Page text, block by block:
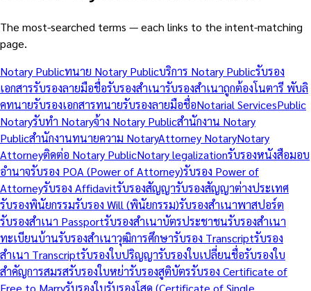
The most-searched terms — each links to the intent-matching
page.
Notary Publicทนาย Notary Publicบริการ Notary Publicรับรอง
เอกสารรับรองลายมือชื่อรับรองสำเนารับรองสำเนาถูกต้องโนตารี พับลิ
คทนายรับรองเอกสารทนายรับรองลายมือชื่อNotarial ServicesPublic
Notaryรับทำ Notaryจ้าง Notary Publicสำนักงาน Notary
Publicสำนักงานทนายความ NotaryAttorney NotaryNotary
Attorneyติดต่อ Notary PublicNotary legalizationรับรองหนังสือมอบ
อำนาจรับรอง POA (Power of Attorney)รับรอง Power of
Attorneyรับรอง Affidavitรับรองสัญญารับรองสัญญาต่างประเทศ
รับรองพินัยกรรมรับรอง Will (พินัยกรรม)รับรองสำเนาพาสปอร์ต
รับรองสำเนา Passportรับรองสำเนาบัตรประชาชนรับรองสำเนา
ทะเบียนบ้านรับรองสำเนาวุฒิการศึกษารับรอง Transcriptรับรอง
สำเนา Transcriptรับรองใบปริญญารับรองใบเปลี่ยนชื่อรับรองใบ
สำคัญการสมรสรับรองใบหย่ารับรองสูติบัตรรับรอง Certificate of
Free to Marryรับรองใบรับรองโสด (Certificate of Single